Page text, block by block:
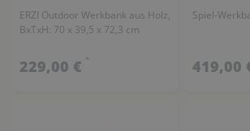
ERZI Outdoor Werkbank aus Holz,
BxTxH: 70 x 39,5 x 72,3 cm
229,00 € *
Spiel-
419,00